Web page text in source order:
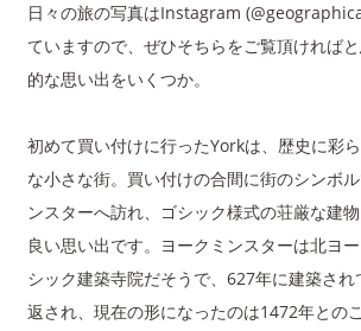
日々の旅の写真はInstagram
ていますので、ぜひそちらをご覧頂ければ
的な思い出をいくつか。
初めて買い付けに行ったYorkは、歴史に彩
な小さな街。買い付けの合間に街のシンボ
ンスターへ訪れ、ゴシック様式の荘厳な建
良い思い出です。ヨークミンスターは北ヨ
シック建築寺院だそうで、627年に建築され
返され、現在の形になったのは1472年との